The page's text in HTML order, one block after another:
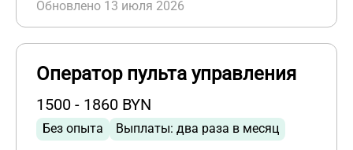
Обновлено 13 июля 2026
Оператор пульта управления
1500 - 1860 BYN
Без опыта Выплаты: два раза в месяц